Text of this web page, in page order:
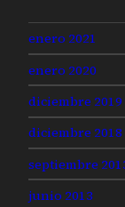
enero 2021
enero 2020
diciembre 2019
diciembre 2018
septiembre
junio 2013